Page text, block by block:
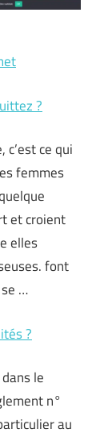
?
ce qui
femmes
et croient
elles
font
…
?
le
n°
au